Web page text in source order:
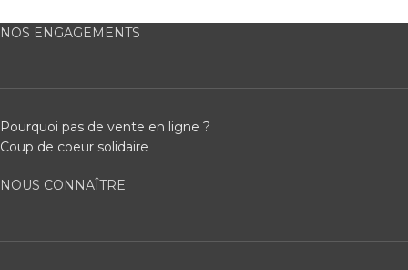
NOS ENGAGEMENTS
Pourquoi pas de vente en ligne ?
Coup de coeur solidaire
NOUS CONNAÎTRE